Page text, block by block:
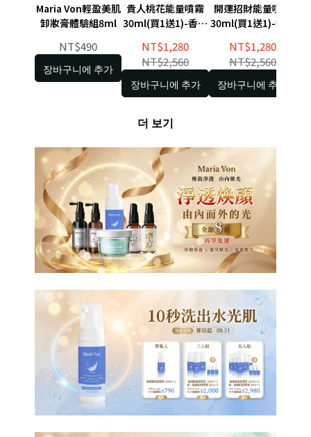
Maria Von輕盈美肌
卸妝膏體驗組8ml
NT$490
장바구니에 추가
貴人桃花能量噴霧
30ml(買1送1)-香氛
NT$1,280
NT$2,560
장바구니에 추가
開運招財能量噴霧
30ml(買1送1)-香氛
NT$1,280
NT$2,560
장바구니에 추가
더 보기